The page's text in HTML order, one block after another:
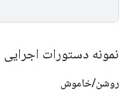
نمونه دستورات اجرایی
روشن/خاموش